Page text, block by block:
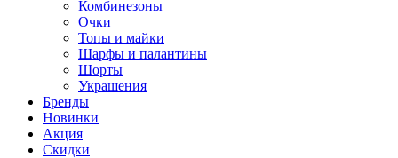
Комбинезоны
Очки
Топы и майки
Шарфы и палантины
Шорты
Украшения
Бренды
Новинки
Акция
Скидки